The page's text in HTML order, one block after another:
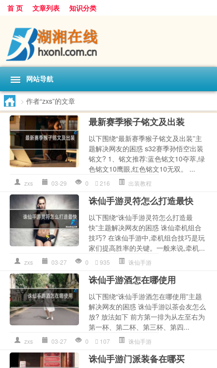
首 页 文章列表 知识分类
网站导航
> 作者“zxs”的文章
最新赛季猴子铭文及出装
以下围绕“最新赛季猴子铭文及出装”主
题解决网友的困惑 s32赛季孙悟空出装
铭文? 1、铭文推荐:蓝色铭文10夺萃,绿
色铭文10鹰眼,红色铭文10无双。 ...
zxs 03-29 0 216 出装教程
诛仙手游灵符怎么打造最快
以下围绕“诛仙手游灵符怎么打造最
快”主题解决网友的困惑 诛仙牵机组合
技巧? 在诛仙手游中,牵机组合技巧是玩
家们提高胜率的关键。一般来说,牵机...
zxs 03-27 0 935 诛仙手游
诛仙手游酒怎在哪使用
以下围绕“诛仙手游酒怎在哪使用”主题
解决网友的困惑 诛仙手游以茶会友怎么
放? 放法如下 前方第一排为从左至右为
第一杯、第二杯、第三杯、第四...
zxs 03-27 0 107 诛仙手游
诛仙手游门派装备在哪买